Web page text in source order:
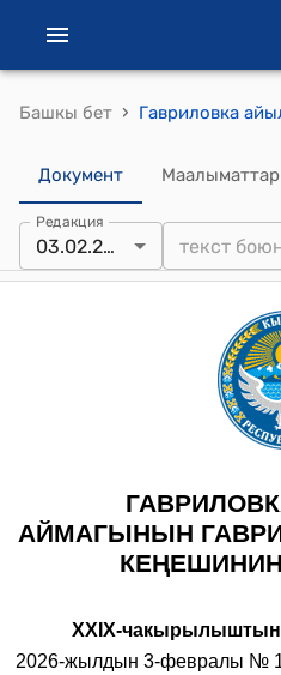
Башкы бет ›
Документ Маалыматтар
Редакция
03.02.2026